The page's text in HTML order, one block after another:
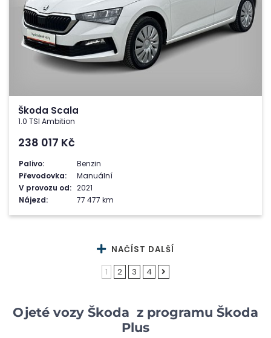
Škoda Scala
1.0 TSI Ambition
238 017 Kč
Palivo:
Benzin
Převodovka:
Manuální
V provozu od: 2021
Nájezd:
77 477 km
NAČÍST DALŠÍ
1
2 3 4
Ojeté vozy Škoda z programu Škoda
Plus